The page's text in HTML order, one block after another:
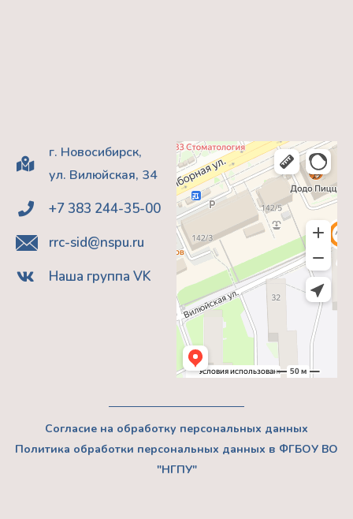
г. Новосибирск,
ул. Вилюйская, 34
+7 383 244-35-00
rrc-sid@nspu.ru
Наша группа VK
Согласие на обработку персональных данных
Политика обработки персональных данных в ФГБОУ ВО
"НГПУ"